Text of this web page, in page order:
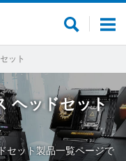
メ
ー
サ
内
検
索
ット
ヘッドセット
セット製品一覧ページで